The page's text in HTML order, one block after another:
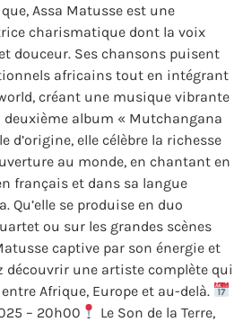
Assa Matusse est une
charismatique dont la voix
douceur. Ses chansons puisent
africains tout en intégrant
créant une musique vibrante
deuxième album « Mutchangana
d’origine, elle célèbre la richesse
au monde, en chantant en
français et dans sa langue
Qu’elle se produise en duo
ou sur les grandes scènes
captive par son énergie et
découvrir une artiste complète qui
Afrique, Europe et au-delà.
– 20h00
Le Son de la Terre,